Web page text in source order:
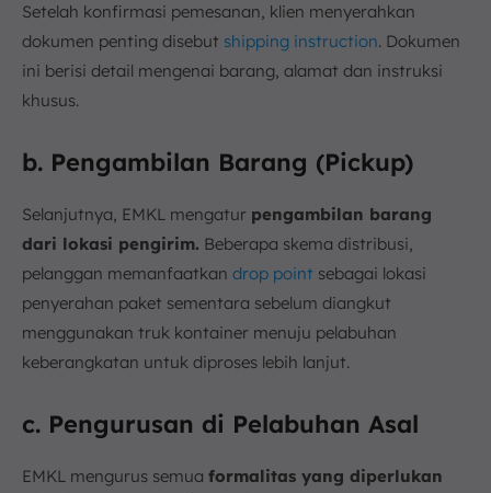
Setelah konfirmasi pemesanan, klien menyerahkan
dokumen penting disebut shipping instruction. Dokumen
ini berisi detail mengenai barang, alamat dan instruksi
khusus.
b. Pengambilan Barang (Pickup)
Selanjutnya, EMKL mengatur pengambilan barang
dari lokasi pengirim. Beberapa skema distribusi,
pelanggan memanfaatkan drop point sebagai lokasi
penyerahan paket sementara sebelum diangkut
menggunakan truk kontainer menuju pelabuhan
keberangkatan untuk diproses lebih lanjut.
c. Pengurusan di Pelabuhan Asal
EMKL mengurus semua formalitas yang diperlukan